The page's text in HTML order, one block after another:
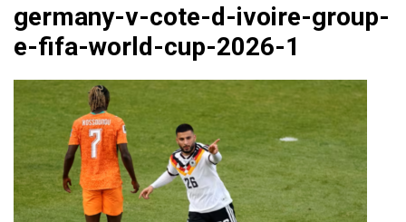
germany-v-cote-d-ivoire-group-
e-fifa-world-cup-2026-1